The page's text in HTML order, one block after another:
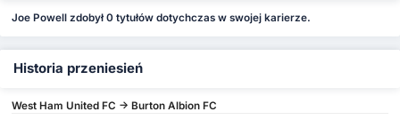
Joe Powell zdobył 0 tytułów dotychczas w swojej karierze.
Historia przeniesień
West Ham United FC -> Burton Albion FC